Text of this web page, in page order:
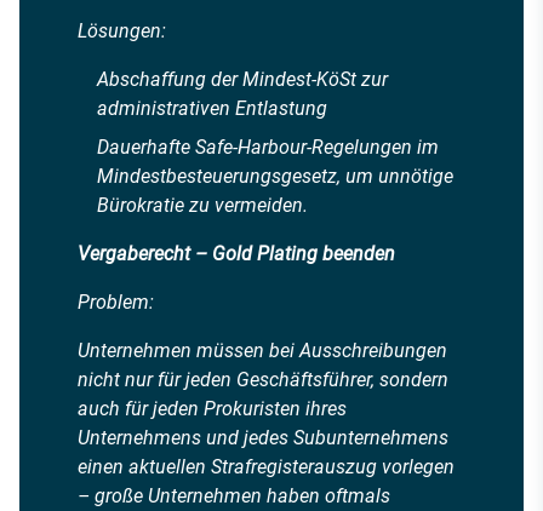
Lösungen:
Abschaffung der Mindest-KöSt zur
administrativen Entlastung
Dauerhafte Safe-Harbour-Regelungen im
Mindestbesteuerungsgesetz, um unnötige
Bürokratie zu vermeiden.
Vergaberecht – Gold Plating beenden
Problem:
Unternehmen müssen bei Ausschreibungen
nicht nur für jeden Geschäftsführer, sondern
auch für jeden Prokuristen ihres
Unternehmens und jedes Subunternehmens
einen aktuellen Strafregisterauszug vorlegen
– große Unternehmen haben oftmals